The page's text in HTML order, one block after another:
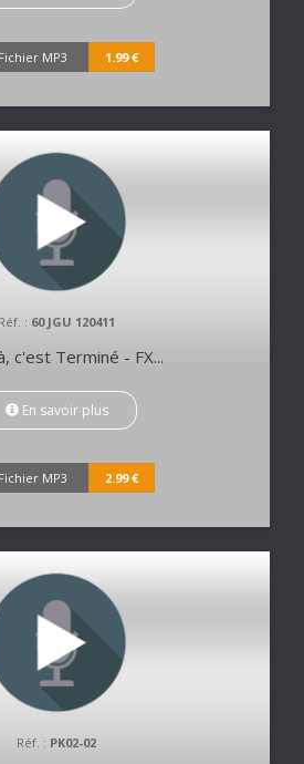
Fichier MP3 1.99 €
Réf. : 60 JGU 120411
c'est Terminé - FX...
En savoir plus
Fichier MP3 2.99 €
Réf. : PK02-02